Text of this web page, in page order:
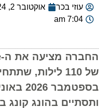
עוזי בכר
אוקטובר 2, 2024
7:04 am